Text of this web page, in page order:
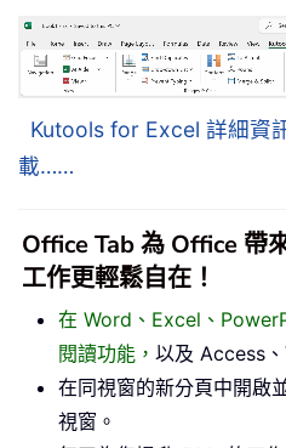
Kutools for Excel 詳細資
載……
Office Tab 為 Office 帶
工作更輕鬆自在！
在 Word、Excel、
閱讀功能， 以及 Access
在同視窗的新分頁中開啟
視窗。